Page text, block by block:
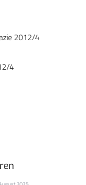
2012/4
4